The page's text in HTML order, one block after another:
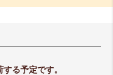
る予定です。